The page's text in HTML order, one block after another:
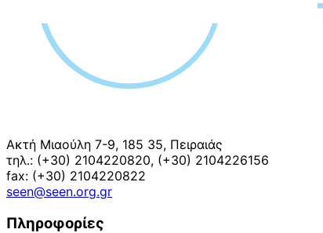
Ακτή Μιαούλη 7-9, 185 35, Πειραιάς
τηλ.: (+30) 2104220820, (+30) 2104226156
fax: (+30) 2104220822
seen@seen.org.gr
Πληροφορίες